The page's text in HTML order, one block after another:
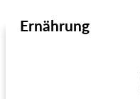
Vorspeisen und Snacks
Ernährung